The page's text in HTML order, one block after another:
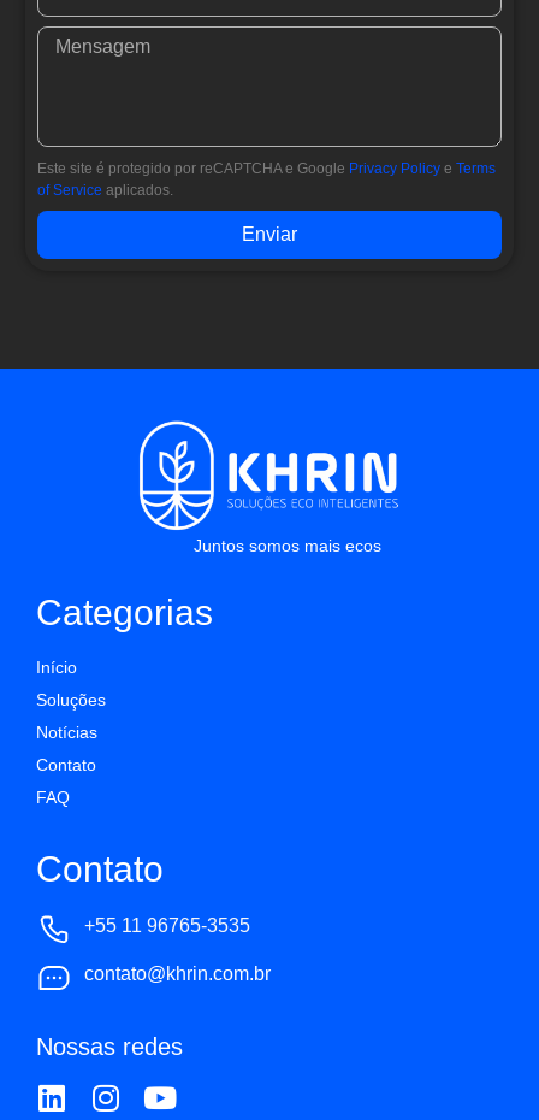
Este site é protegido por reCAPTCHA e Google Privacy Policy e Terms
of Service aplicados.
Enviar
Juntos somos mais ecos
Categorias
Início
Soluções
Notícias
Contato
FAQ
Contato
+55 11 96765-3535
contato@khrin.com.br
Nossas redes